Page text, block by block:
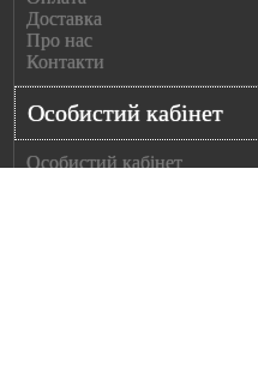
Доставка
Про нас
Контакти
Особистий кабінет
Особистий кабінет